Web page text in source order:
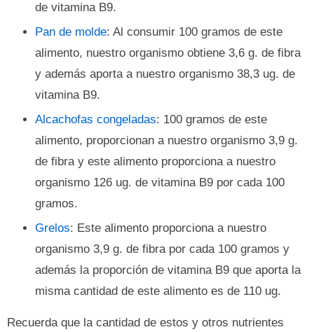
de vitamina B9.
Pan de molde: Al consumir 100 gramos de este
alimento, nuestro organismo obtiene 3,6 g. de fibra
y además aporta a nuestro organismo 38,3 ug. de
vitamina B9.
Alcachofas congeladas: 100 gramos de este
alimento, proporcionan a nuestro organismo 3,9 g.
de fibra y este alimento proporciona a nuestro
organismo 126 ug. de vitamina B9 por cada 100
gramos.
Grelos: Este alimento proporciona a nuestro
organismo 3,9 g. de fibra por cada 100 gramos y
además la proporción de vitamina B9 que aporta la
misma cantidad de este alimento es de 110 ug.
Recuerda que la cantidad de estos y otros nutrientes